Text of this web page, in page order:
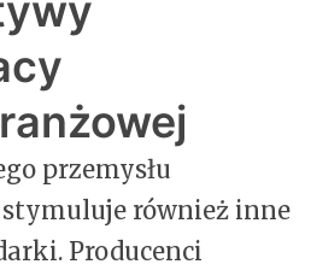
przemysłu
również inne
Producenci